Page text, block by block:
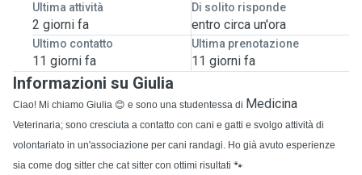
Ultima attività
2 giorni fa
Di solito risponde
entro circa un'ora
Ultimo contatto
11 giorni fa
Ultima prenotazione
11 giorni fa
Informazioni su Giulia
Ciao! Mi chiamo Giulia 😊 e sono una studentessa di Medicina
Veterinaria; sono cresciuta a contatto con cani e gatti e svolgo attività di
volontariato in un'associazione per cani randagi. Ho già avuto esperienze
sia come dog sitter che cat sitter con ottimi risultati 🐾